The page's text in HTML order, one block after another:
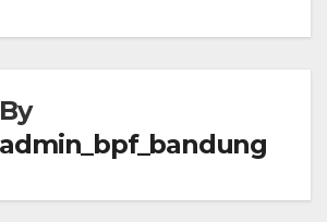
By
admin_bpf_bandung